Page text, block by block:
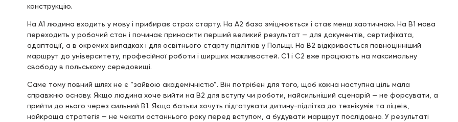
конструкцію.
На A1 людина входить у мову і прибирає страх старту. На A2 база зміцнюється і стає менш хаотичною. На B1 мова
переходить у робочий стан і починає приносити перший великий результат — для документів, сертифіката,
адаптації, а в окремих випадках і для освітнього старту підлітків у Польщі. На B2 відкривається повноцінніший
маршрут до університету, професійної роботи і ширших можливостей. C1 і C2 вже працюють на максимальну
свободу в польському середовищі.
Саме тому повний шлях не є “зайвою академічністю”. Він потрібен для того, щоб кожна наступна ціль мала
справжню основу. Якщо людина хоче вийти на B2 для вступу чи роботи, найсильніший сценарій — не форсувати, а
прийти до нього через сильний B1. Якщо батьки хочуть підготувати дитину-підлітка до технікумів та ліцеїв,
найкраща стратегія — не чекати останнього року перед вступом, а будувати маршрут послідовно. У результаті